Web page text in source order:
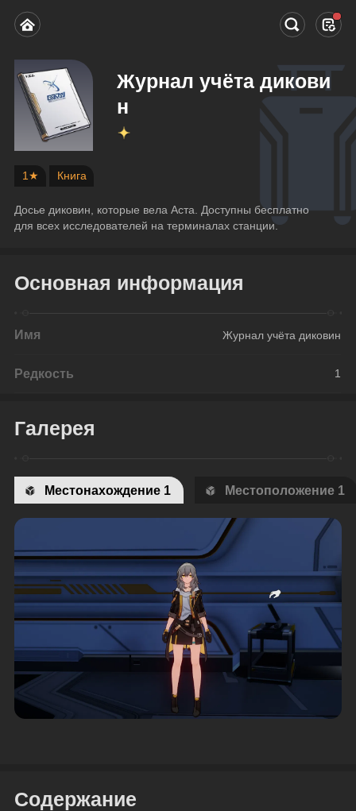
Журнал учёта дикови
н
1★ Книга
Досье диковин, которые вела Аста. Доступны бесплатно
для всех исследователей на терминалах станции.
Основная информация
Имя Журнал учёта диковин
Редкость 1
Галерея
Местонахождение 1 Местоположение 1
Содержание